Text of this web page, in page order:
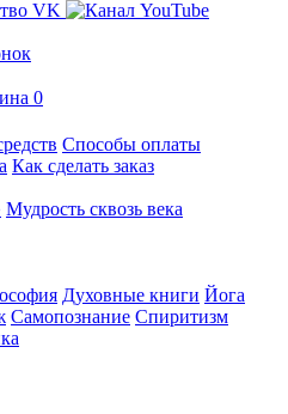
0
Способы оплаты
Как сделать заказ
Мудрость сквозь века
Духовные книги Йога
Самопознание Спиритизм